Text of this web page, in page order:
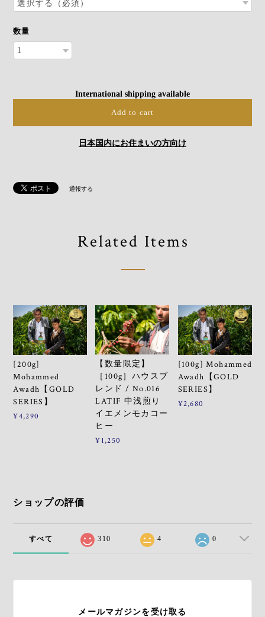
数量
International shipping available
Add to cart
日本国内にお住まいの方向け
通報する
Related Items
[200g]
Mohammed
Awadh【GOLD
SERIES】
¥4,290
【数量限定】
［100g］ハウスブ
レンド / No.016
LATIF 中浅煎り
イエメンモカコー
ヒー
¥1,250
[100g] Mohammed
Awadh【GOLD
SERIES】
¥2,680
ショップの評価
すべて 310 4 0
メールマガジンを受け取る